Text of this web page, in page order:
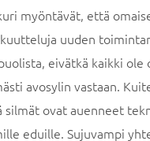
myöntävät, että
uuden
eivätkä kaikki ole
avosylin vastaan.
silmät ovat auenneet
eduille. Sujuvampi